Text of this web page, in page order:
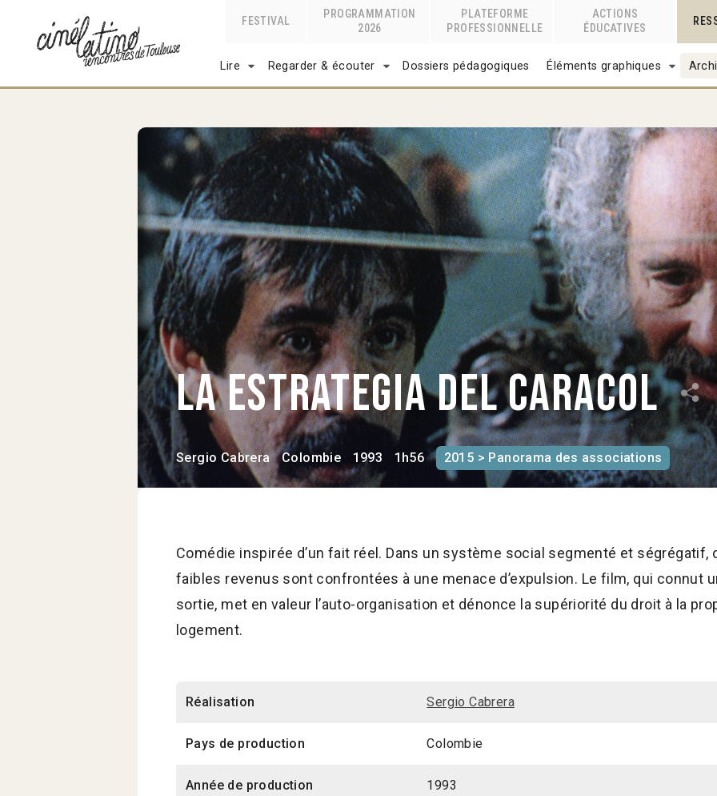
FESTIVAL
PROGRAMMATION
2026
PLATEFORME
PROFESSIONNELLE
ACTIONS
ÉDUCATIVES
Lire Regarder & écouter Dossiers pédagogiques Éléments graphiques
La Estrategia del caracol
Sergio Cabrera Colombie 1993 1h56 2015 > Panorama des associations
Comédie inspirée d’un fait réel. Dans un système social segmenté et ségrégatif,
faibles revenus sont confrontées à une menace d’expulsion. Le film, qui connut
sortie, met en valeur l’auto-organisation et dénonce la supériorité du droit à la
logement.
Réalisation Sergio Cabrera
Pays de production Colombie
Année de production 1993